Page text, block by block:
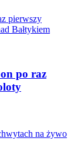
po raz